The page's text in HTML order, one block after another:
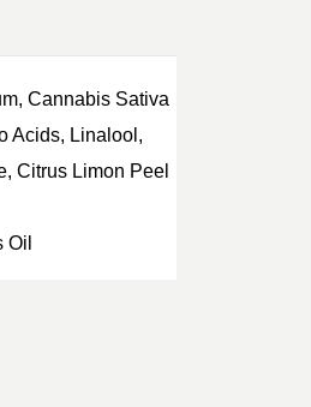
Cannabis Sativa
Acids, Linalool,
Citrus Limon Peel